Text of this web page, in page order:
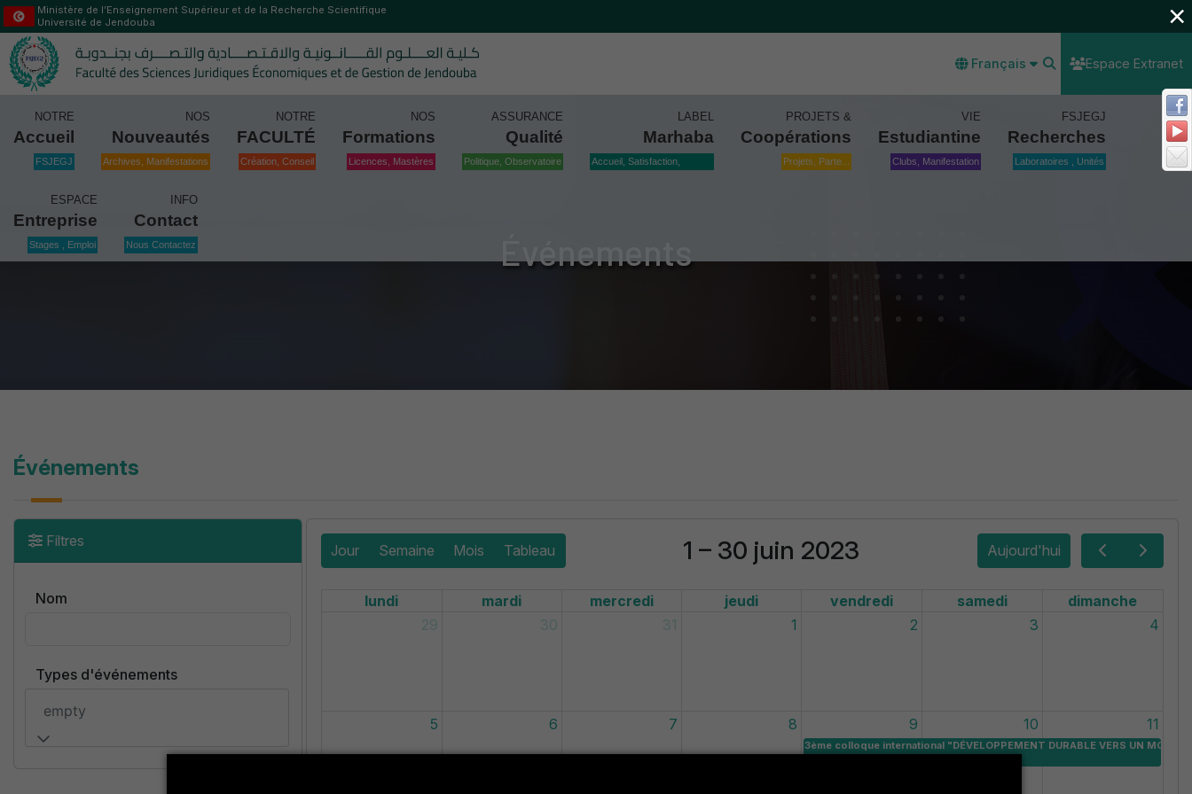
Ministère de l’Enseignement Supérieur et de la Recherche Scientifique
Université de Jendouba
Français Espace Extranet
NOTRE
Accueil
FSJEGJ
NOS
Nouveautés
Archives, Manifestations
NOTRE
FACULTÉ
Création, Conseil
NOS
Formations
Licences, Mastères
ASSURANCE
Qualité
Politique, Observatoire
LABEL
Marhaba
Accueil, Satisfaction,
PROJETS &
Coopérations
Projets, Parte...
VIE
Estudiantine
Clubs, Manifestation
FSJEGJ
Recherches
Laboratoires , Unités
ESPACE
Entreprise
Stages , Emploi
INFO
Contact
Nous Contactez Événements
Événements
Filtres
Nom
Types d'événements
empty
Jour Semaine Mois Tableau 1 – 30 juin 2023 Aujourd'hui
lundi mardi mercredi jeudi vendredi samedi
dimanche
29
30 31 1 2 3 4
5 6 7 8 9
3ème colloque international "DÉVELOPPEMENT DURABLE VERS UN
10 11
×